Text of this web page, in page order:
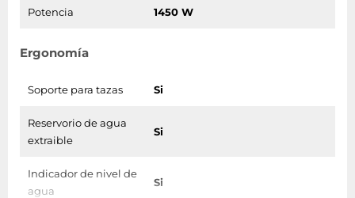
Potencia 1450 W
Ergonomía
Soporte para tazas Si
Reservorio de agua
extraible
Si
Indicador de nivel de
agua
Si